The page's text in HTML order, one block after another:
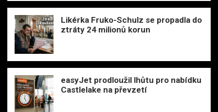
Likérka Fruko-Schulz se propadla do
ztráty 24 milionů korun
easyJet prodloužil lhůtu pro nabídku
Castlelake na převzetí